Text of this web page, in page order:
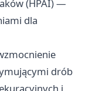
(HPAI) —
dla
drób